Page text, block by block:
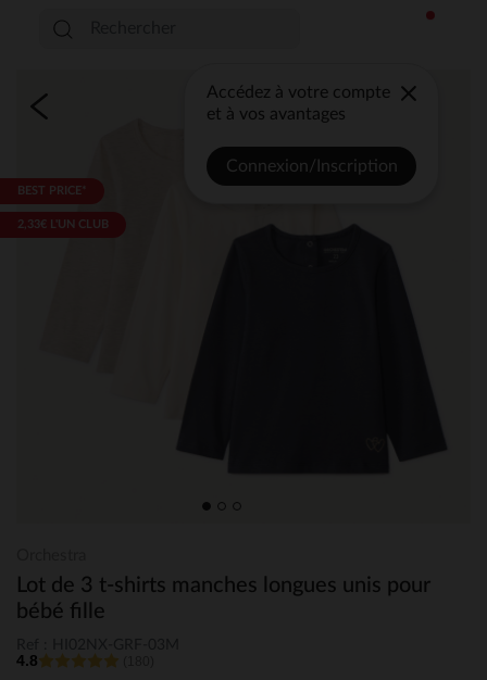
Accédez à votre compte
et à vos avantages
Connexion/Inscription
BEST PRICE*
2,33€ L'UN CLUB
Lot de 3 t-shirts manches longues unis pour
bébé fille
4.8